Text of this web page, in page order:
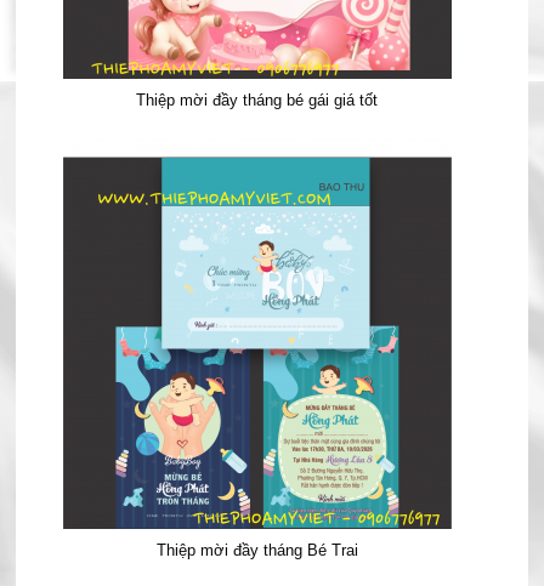
Thiệp mời đầy tháng bé gái giá tốt
Thiệp mời đầy tháng Bé Trai